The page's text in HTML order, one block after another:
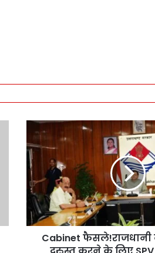
b
n
e
t
फै
स
Cabinet